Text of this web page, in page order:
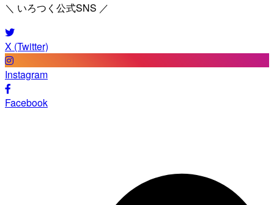
＼ いろつく公式SNS ／
X (Twitter)
Instagram
Facebook